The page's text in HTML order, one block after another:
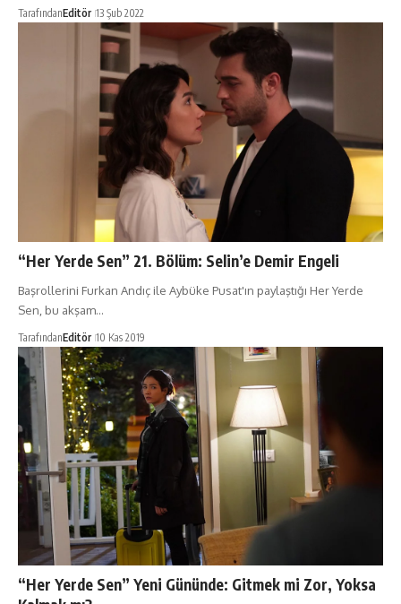
TarafındanEditör 13 Şub 2022
“Her Yerde Sen” 21. Bölüm: Selin’e Demir Engeli
Başrollerini Furkan Andıç ile Aybüke Pusat'ın paylaştığı Her Yerde
Sen, bu akşam…
TarafındanEditör 10 Kas 2019
“Her Yerde Sen” Yeni Gününde: Gitmek mi Zor, Yoksa